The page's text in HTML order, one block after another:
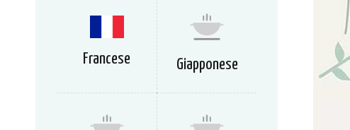
Francese Giapponese